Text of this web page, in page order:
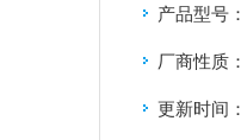
产品型号：
厂商性质：
更新时间：